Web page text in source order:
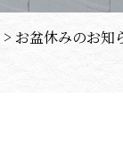
> お盆休みのお知